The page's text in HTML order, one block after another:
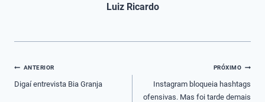
Luiz Ricardo
Navegação
de
ANTERIOR
Digaí entrevista Bia Granja
PRÓXIMO
Instagram bloqueia hashtags
ofensivas. Mas foi tarde demais